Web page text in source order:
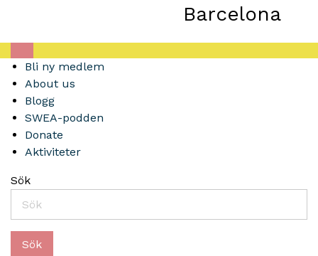
Barcelona
Bli ny medlem
About us
Blogg
SWEA-podden
Donate
Aktiviteter
Sök
Sök